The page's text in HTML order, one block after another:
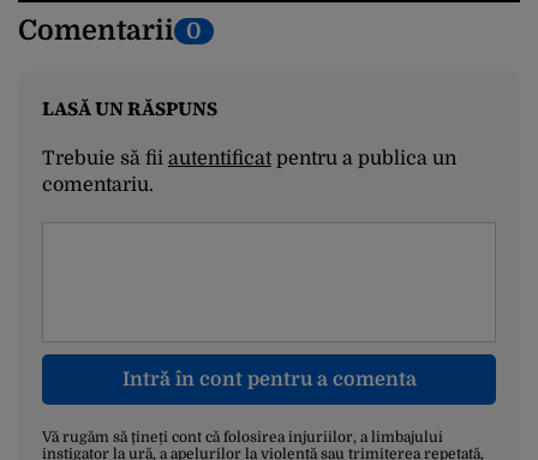
Comentarii 0
LASĂ UN RĂSPUNS
Trebuie să fii autentificatpentru a publica un
comentariu.
Intră în cont pentru a comenta
Vă rugăm să țineți cont că folosirea injuriilor, a limbajului
instigator la ură, a apelurilor la violență sau trimiterea repetată,